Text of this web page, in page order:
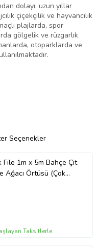
dolayı, uzun yıllar
çiçekçilik ve hayvancılık
plajlarda, spor
gölgelik ve rüzgarlık
otoparklarda ve
Seçenekler
File 1m x 5m Bahçe Çit
Ağacı Örtüsü (Çok
Taksitlerle